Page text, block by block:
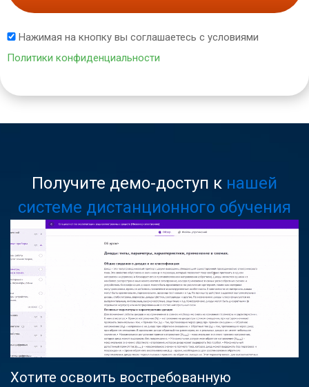
Нажимая на кнопку вы соглашаетесь с условиями
Политики конфиденциальности
Получите демо-доступ к нашей
системе дистанционного обучения
Хотите освоить востребованную